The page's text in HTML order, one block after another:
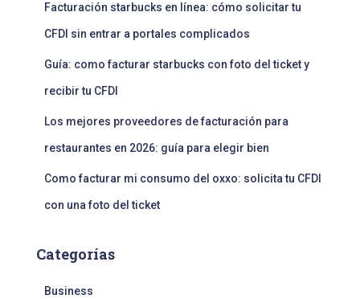
Facturación starbucks en línea: cómo solicitar tu
CFDI sin entrar a portales complicados
Guía: como facturar starbucks con foto del ticket y
recibir tu CFDI
Los mejores proveedores de facturación para
restaurantes en 2026: guía para elegir bien
Como facturar mi consumo del oxxo: solicita tu CFDI
con una foto del ticket
Categorías
Business